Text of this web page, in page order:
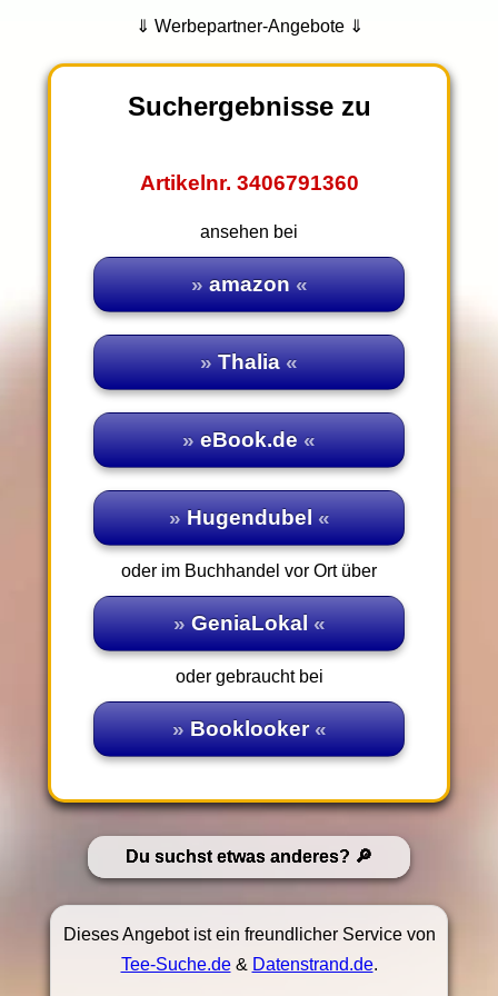
⇓ Werbepartner-Angebote ⇓
Suchergebnisse zu
Artikelnr. 3406791360
ansehen bei
amazon
Thalia
eBook.de
Hugendubel
oder im Buchhandel vor Ort über
GeniaLokal
oder gebraucht bei
Booklooker
Du suchst etwas anderes?
Dieses Angebot ist ein freundlicher Service von
Tee-Suche.de& Datenstrand.de.